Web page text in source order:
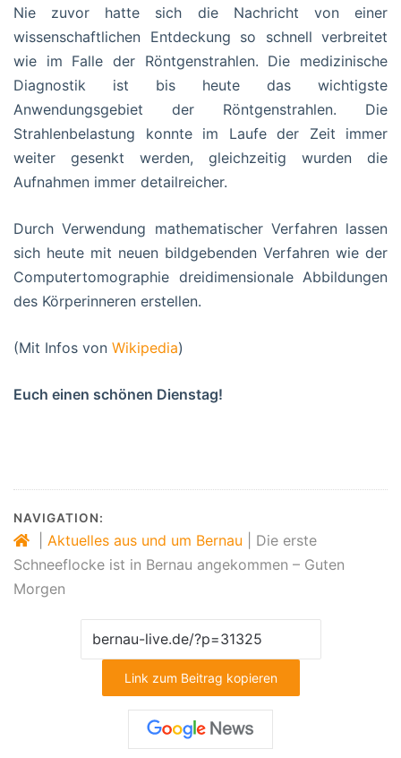
Nie zuvor hatte sich die Nachricht von einer
wissenschaftlichen Entdeckung so schnell verbreitet
wie im Falle der Röntgenstrahlen. Die medizinische
Diagnostik ist bis heute das wichtigste
Anwendungsgebiet der Röntgenstrahlen. Die
Strahlenbelastung konnte im Laufe der Zeit immer
weiter gesenkt werden, gleichzeitig wurden die
Aufnahmen immer detailreicher.
Durch Verwendung mathematischer Verfahren lassen
sich heute mit neuen bildgebenden Verfahren wie der
Computertomographie dreidimensionale Abbildungen
des Körperinneren erstellen.
(Mit Infos von Wikipedia)
Euch einen schönen Dienstag!
NAVIGATION:
Aktuelles aus und um Bernau
Die erste
Schneeflocke ist in Bernau angekommen – Guten
Morgen
Link zum Beitrag kopieren